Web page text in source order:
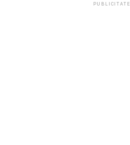
PUBLICITATE